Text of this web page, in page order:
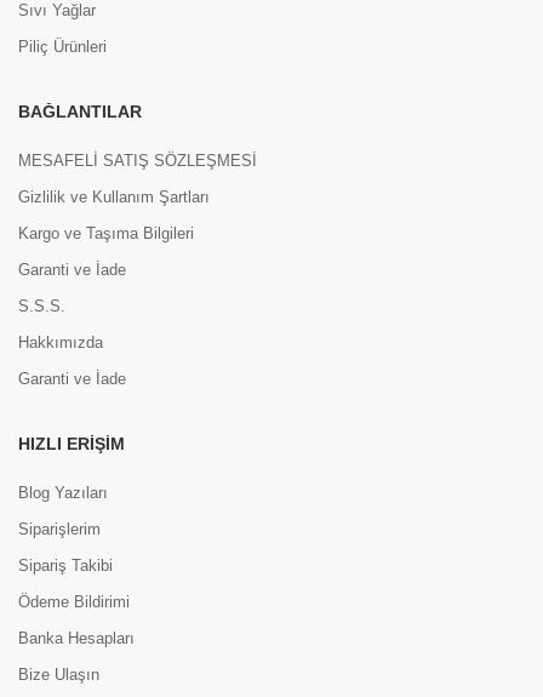
Sıvı Yağlar
Piliç Ürünleri
BAĞLANTILAR
MESAFELİ SATIŞ SÖZLEŞMESİ
Gizlilik ve Kullanım Şartları
Kargo ve Taşıma Bilgileri
Garanti ve İade
S.S.S.
Hakkımızda
Garanti ve İade
HIZLI ERIŞIM
Blog Yazıları
Siparişlerim
Sipariş Takibi
Ödeme Bildirimi
Banka Hesapları
Bize Ulaşın